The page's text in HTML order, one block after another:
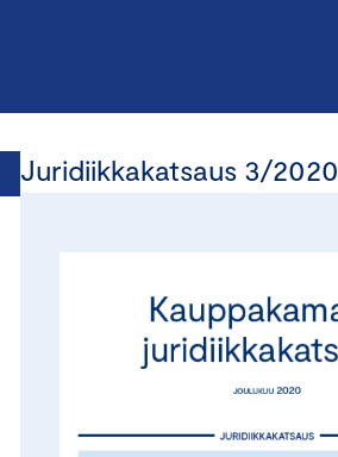
Juridiikkakatsaus 3/2020